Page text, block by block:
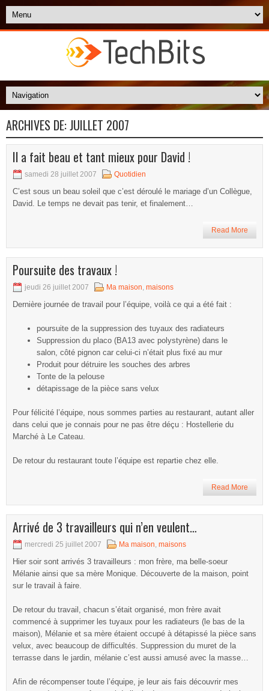
ARCHIVES DE:JUILLET 2007
Il a fait beau et tant mieux pour David !
samedi 28 juillet 2007 Quotidien
C’est sous un beau soleil que c’est déroulé le mariage d’un Collègue,
David. Le temps ne devait pas tenir, et finalement…
Read More
Poursuite des travaux !
jeudi 26 juillet 2007 Ma maison, maisons
Dernière journée de travail pour l’équipe, voilà ce qui a été fait :
poursuite de la suppression des tuyaux des radiateurs
Suppression du placo (BA13 avec polystyrène) dans le
salon, côté pignon car celui-ci n’était plus fixé au mur
Produit pour détruire les souches des arbres
Tonte de la pelouse
détapissage de la pièce sans velux
Pour félicité l’équipe, nous sommes parties au restaurant, autant aller
dans celui que je connais pour ne pas être déçu : Hostellerie du
Marché à Le Cateau.
De retour du restaurant toute l’équipe est repartie chez elle.
Read More
Arrivé de 3 travailleurs qui n’en veulent…
mercredi 25 juillet 2007 Ma maison, maisons
Hier soir sont arrivés 3 travailleurs : mon frère, ma belle-soeur
Mélanie ainsi que sa mère Monique. Découverte de la maison, point
sur le travail à faire.
De retour du travail, chacun s’était organisé, mon frère avait
commencé à supprimer les tuyaux pour les radiateurs (le bas de la
maison), Mélanie et sa mère étaient occupé à détapissé la pièce sans
velux, avec beaucoup de difficultés. Suppression du muret de la
terrasse dans le jardin, mélanie c’est aussi amusé avec la masse…
Afin de récompenser toute l’équipe, je leur ais fais découvrir mes